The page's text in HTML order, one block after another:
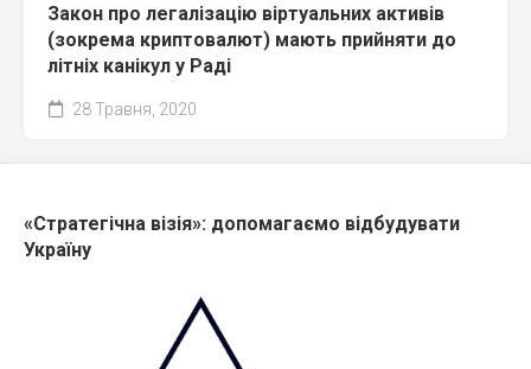
Закон про легалізацію віртуальних активів
(зокрема криптовалют) мають прийняти до
літніх канікул у Раді
28 Травня, 2020
«Стратегічна візія»: допомагаємо відбудувати
Україну